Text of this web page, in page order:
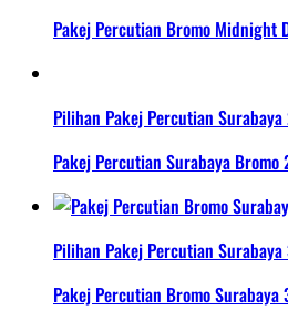
Pakej Percutian Bromo Midnight
Pilihan Pakej Percutian Surabaya
Pakej Percutian Surabaya Bromo
Pilihan Pakej Percutian
Pakej Percutian Bromo Surabaya